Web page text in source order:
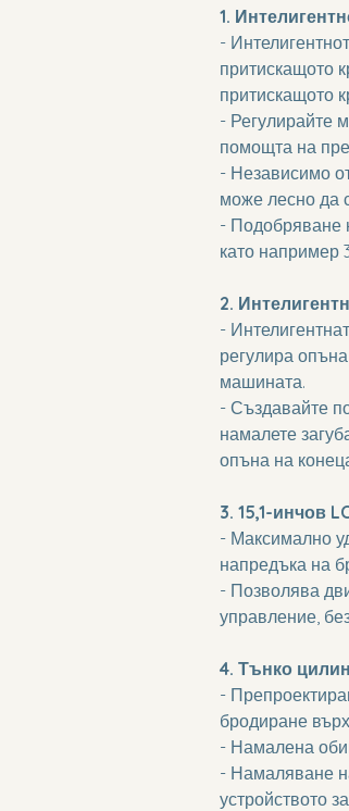
1.
-
притискащото
притискащото
- Регулирайте
помощта на
- Независимо
може лесно да
- Подобряване
като например
2.
-
регулира
машината.
- Създавайте
намалете
опъна на
3. 15,1-инчов
- Максимално
напредъка на
- Позволява
управление,
4. Тънко
-
бродиране
- Намалена
- Намаляване
устройството